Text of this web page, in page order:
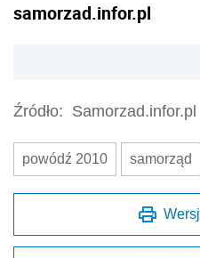
samorzad.infor.pl
Źródło: Samorzad.infor.pl
powódź 2010 samorząd